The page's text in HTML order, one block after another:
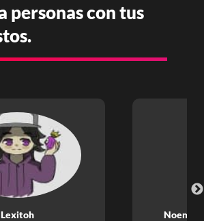
personas con tus
Lexitoh Noemi